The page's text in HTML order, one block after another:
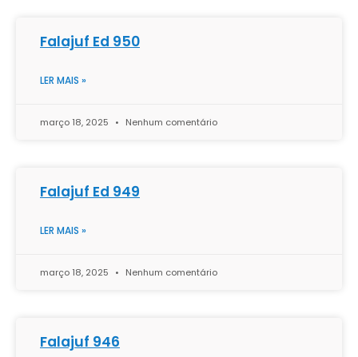
Falajuf Ed 950
LER MAIS »
março 18, 2025 Nenhum comentário
Falajuf Ed 949
LER MAIS »
março 18, 2025 Nenhum comentário
Falajuf 946